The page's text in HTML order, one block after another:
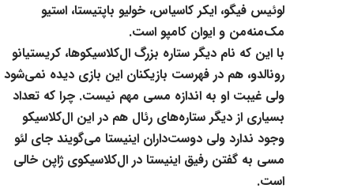
لوئیس فیگو، ایکر کاسیاس، خولیو باپتیستا، استیو
‌مک‌منه‌من و ایوان کامپو است. ‌
با این که نام دیگر ستاره بزرگ ال‌کلاسیکوها، کریستیانو
رونالدو، هم در ‌فهرست بازیکنان این بازی دیده نمی‌شود
ولی غیبت او به اندازه مسی ‌مهم نیست. چرا که تعداد
بسیاری از دیگر ستاره‌های رئال هم در این ‌ال‌کلاسیکو
وجود ندارد ولی دوست‌داران اینیستا می‌گویند جای لئو
‌مسی به گفتن رفیق اینیستا در ال‌کلاسیکوی ژاپن خالی
است. ‌